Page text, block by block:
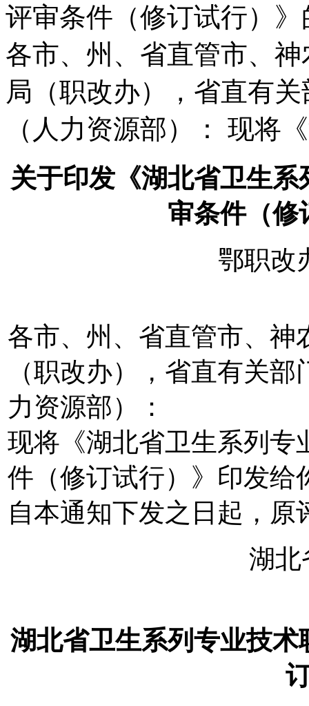
评审条件（修订试行）
各市、州、省直管市、
局（职改办），省直有
（人力资源部）： 现将
关于印发《湖北省卫生
审条件（修
鄂职改
各市、州、省直管市、神
（职改办），省直有关
力资源部）：
现将《湖北省卫生系列专
件（修订试行）》印发给
自本通知下发之日起，
湖北
湖北省卫生系列专业技